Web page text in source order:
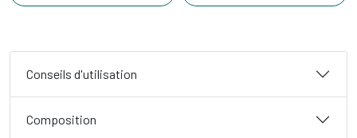
Conseils d'utilisation
Composition